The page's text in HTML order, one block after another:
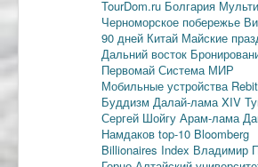
TourDom.ru Болгария
Черноморское побережье
90 дней Китай Майские
Дальний восток
Первомай Система МИР
Мобильные устройства
Буддизм Далай-лама XIV
Сергей Шойгу Арам-лама
Намдаков top-10 Bloomberg
Billionaires Index Владимир